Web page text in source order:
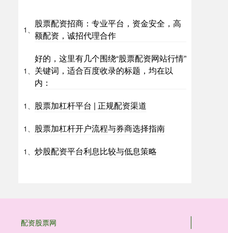
1、
股票配资招商：专业平台，资金安全，高
额配资，诚招代理合作
1、
好的，这里有几个围绕“股票配资网站行情”
关键词，适合百度收录的标题，均在以
内：
1、 股票加杠杆平台 | 正规配资渠道
1、 股票加杠杆开户流程与券商选择指南
1、 炒股配资平台利息比较与低息策略
配资股票网